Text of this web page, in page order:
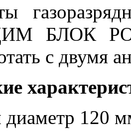
БЛОК
с двумя
120